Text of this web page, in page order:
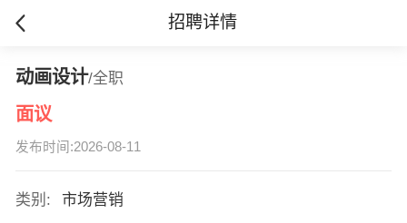
招聘详情
动画设计/全职
面议
发布时间:2026-08-11
类别:
市场营销